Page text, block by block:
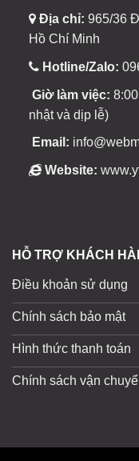
Địa chỉ: 965/36
Hồ Chí Minh
Hotline/Zalo:
Giờ làm việc:
nhật và dịp lễ)
Email:
Website:
HỖ TRỢ KHÁCH
Điều khoản sử dụng
Chính sách bảo mật
Hình thức thanh toán
Chính sách vận